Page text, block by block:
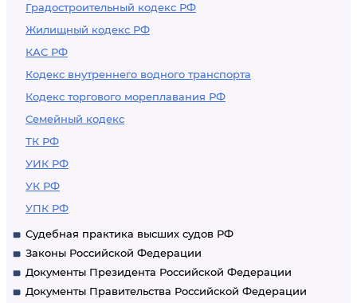
Градостроительный кодекс РФ
Жилищный кодекс РФ
КАС РФ
Кодекс внутреннего водного транспорта
Кодекс торгового мореплавания РФ
Семейный кодекс
ТК РФ
УИК РФ
УК РФ
УПК РФ
Судебная практика высших судов РФ
Законы Российской Федерации
Документы Президента Российской Федерации
Документы Правительства Российской Федерации